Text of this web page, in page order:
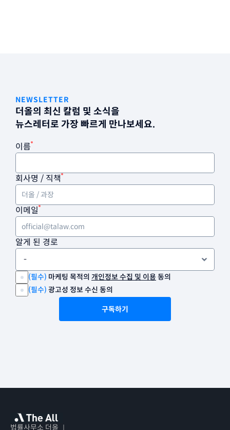
NEWSLETTER
더올의 최신 칼럼 및 소식을
뉴스레터로 가장 빠르게 만나보세요.
이름
회사명 / 직책
이메일
알게 된 경로
(필수) 마케팅 목적의 개인정보 수집 및 이용 동의
(필수) 광고성 정보 수신 동의
구독하기
법률사무소 더올 ｜